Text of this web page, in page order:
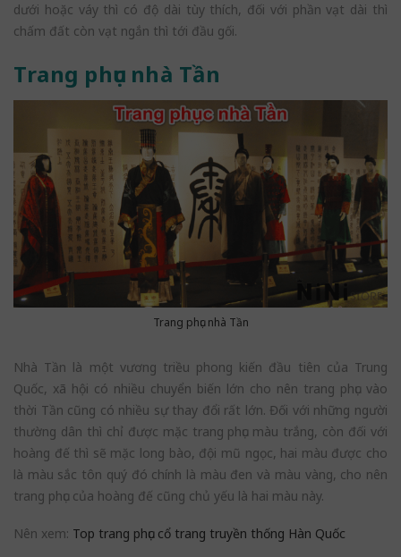
dưới hoặc váy thì có độ dài tùy thích, đối với phần vạt dài thì
chấm đất còn vạt ngắn thì tới đầu gối.
Trang phục nhà Tần
Trang phục nhà Tần
Nhà Tần là một vương triều phong kiến đầu tiên của Trung
Quốc, xã hội có nhiều chuyển biến lớn cho nên trang phục vào
thời Tần cũng có nhiều sự thay đổi rất lớn. Đối với những người
thường dân thì chỉ được mặc trang phục màu trắng, còn đối với
hoàng đế thì sẽ mặc long bào, đội mũ ngọc, hai màu được cho
là màu sắc tôn quý đó chính là màu đen và màu vàng, cho nên
trang phục của hoàng đế cũng chủ yếu là hai màu này.
Nên xem: Top trang phục cổ trang truyền thống Hàn Quốc